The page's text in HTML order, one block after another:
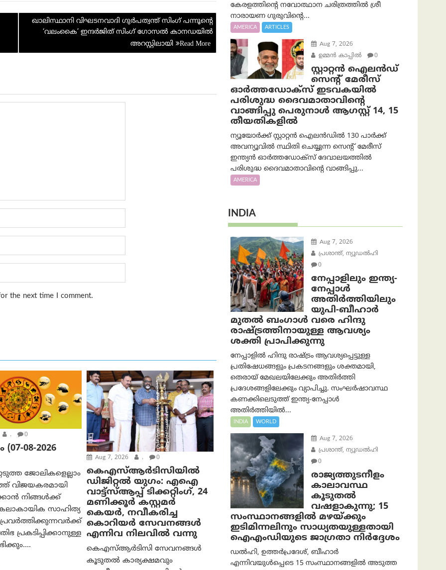
e
ഖാലിസ്ഥാനി വിഘടനവാദി ഗുര്‍പത്വന്ത് സിംഗ് പന്നൂന്റെ
‘വലം‌കൈ’ ഇന്ദര്‍ജിത് സിംഗ് ഗോസല്‍ കാനഡയിൽ
അറസ്റ്റിലായി
the next time I comment.
. 0
08-2026
ജോലികളെല്ലാം
വിജയകരമായി
നിങ്ങള്‍ക്ക്
സാഹിത്യ
പ്രകടിപ്പിക്കാനുള്ള
Aug 7, 2026 . 0
കെഎസ്ആർടിസിയിൽ
ഡിജിറ്റൽ യുഗം: എഐ
വാട്ട്‌സ്ആപ്പ് ടിക്കറ്റിംഗ്, 24
മണിക്കൂർ കസ്റ്റമർ
കെയർ, നവീകരിച്ച
കൊറിയർ സേവനങ്ങൾ
എന്നിവ നിലവിൽ വന്നു
കെഎസ്ആർടിസി സേവനങ്ങൾ
കൂടുതൽ കാര്യക്ഷമവും
കേരളത്തിന്റെ നവോത്ഥാന ചരിത്രത്തിൽ ശ്രീ
നാരായണ ഗുരുവിന്റെ...
AMERICA ARTICLES
Aug 7, 2026
ഉമ്മന്‍ കാപ്പില്‍
0
സ്റ്റാറ്റൻ ഐലൻഡ്
സെന്റ് മേരീസ്
ഓർത്തഡോക്സ് ഇടവകയിൽ
പരിശുദ്ധ ദൈവമാതാവിന്റെ
വാങ്ങിപ്പു പെരുനാൾ ആഗസ്റ്റ് 14, 15
തീയതികളിൽ
ന്യൂയോർക്ക് സ്റ്റാറ്റൻ ഐലൻഡിൽ 130 പാർക്ക്
അവന്യൂവിൽ സ്ഥിതി ചെയ്യുന്ന സെന്റ് മേരീസ്
ഇന്ത്യൻ ഓർത്തഡോക്സ് ദേവാലയത്തിൽ
പരിശുദ്ധ ദൈവമാതാവിന്റെ വാങ്ങിപ്പു...
AMERICA
INDIA
Aug 7, 2026
പ്രശാന്ത്, ന്യൂഡല്‍ഹി
0
നേപ്പാളിലും ഇന്ത്യ-
നേപ്പാൾ
അതിർത്തിയിലും
യുപി-ബീഹാർ
മുതൽ ബംഗാൾ വരെ ഹിന്ദു
രാഷ്ട്രത്തിനായുള്ള ആവശ്യം
ശക്തി പ്രാപിക്കുന്നു
നേപ്പാളിൽ ഹിന്ദു രാഷ്ട്രം ആവശ്യപ്പെട്ടുള്ള
പ്രതിഷേധങ്ങളും പ്രകടനങ്ങളും ശക്തമായി,
തെരായ് മേഖലയിലേക്കും അതിർത്തി
പ്രദേശങ്ങളിലേക്കും വ്യാപിച്ചു. സംഘർഷാവസ്ഥ
കണക്കിലെടുത്ത് ഇന്ത്യ-നേപ്പാൾ
അതിർത്തിയിൽ...
INDIA WORLD
Aug 7, 2026
പ്രശാന്ത്, ന്യൂഡല്‍ഹി
0
രാജ്യത്തുടനീളം
കാലാവസ്ഥ
കൂടുതൽ
വഷളാകുന്നു; 15
സംസ്ഥാനങ്ങളിൽ മഴയ്ക്കും
ഇടിമിന്നലിനും സാധ്യതയുള്ളതായി
ഐഎംഡിയുടെ ജാഗ്രതാ നിർദ്ദേശം
ഡൽഹി, ഉത്തർപ്രദേശ്, ബീഹാർ
എന്നിവയുൾപ്പെടെ 15 സംസ്ഥാനങ്ങളിൽ അടുത്ത